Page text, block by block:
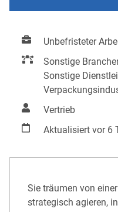
Unbefristeter
Sonstige
Sonstige
Vertrieb
Aktualisiert vor 6
Sie träumen von
strategisch agieren,